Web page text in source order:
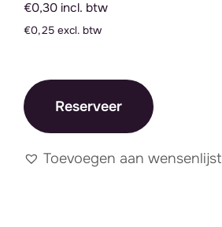
€0,30 incl. btw
€0,25 excl. btw
Reserveer
Toevoegen aan wensenlijst